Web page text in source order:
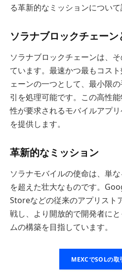
る革新的なミッションについて
ソラナブロックチェー
ソラナブロックチェーンは、
ています。最速かつ最もコス
ェーンの一つとして、最小限
引を処理可能です。この高性
性が要求されるモバイルアプ
を提供します。
革新的なミッション
ソラナモバイルの使命は、単
を超えた壮大なものです。
Storeなどの従来のアプリスト
戦し、より開放的で開発者に
ムの構築を目指しています。
MEXCでSOLの取